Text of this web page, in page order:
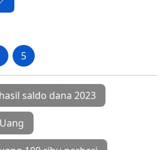
5
saldo dana 2023